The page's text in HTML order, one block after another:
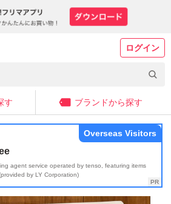
ログイン
す ブランドから探す
agent service operated by tenso, featuring items
by LY Corporation)
Overseas Visitors